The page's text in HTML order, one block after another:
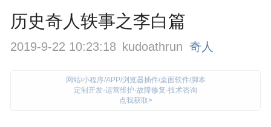
历史奇人轶事之李白篇
2019-9-22 10:23:18 kudoathrun 奇人
网站/小程序/APP/浏览器插件/桌面软件/脚本
定制开发·运营维护·故障修复·技术咨询
点我获取>